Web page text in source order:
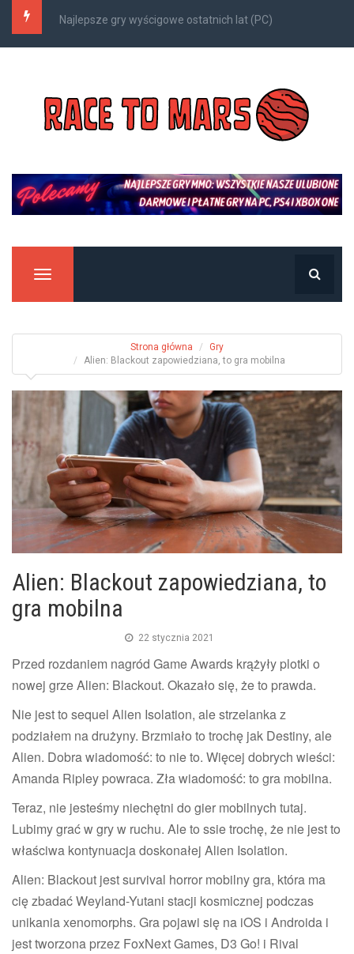
Kompleksowy przewodnik po Nazjatarze
Manu
Strona główna
Gry
Alien: Blackout zapowiedziana, to gra mobilna
Alien: Blackout zapowiedziana, to
gra mobilna
22 stycznia 2021
Przed rozdaniem nagród Game Awards krążyły plotki o
nowej grze Alien: Blackout. Okazało się, że to prawda.
Nie jest to sequel Alien Isolation, ale strzelanka z
podziałem na drużyny. Brzmiało to trochę jak Destiny, ale
Alien. Dobra wiadomość: to nie to. Więcej dobrych wieści:
Amanda Ripley powraca. Zła wiadomość: to gra mobilna.
Teraz, nie jesteśmy niechętni do gier mobilnych tutaj.
Lubimy grać w gry w ruchu. Ale to ssie trochę, że nie jest to
właściwa kontynuacja doskonałej Alien Isolation.
Alien: Blackout jest survival horror mobilny gra, która ma
cię zbadać Weyland-Yutani stacji kosmicznej podczas
unikania xenomorphs. Gra pojawi się na iOS i Androida i
jest tworzona przez FoxNext Games, D3 Go! i Rival